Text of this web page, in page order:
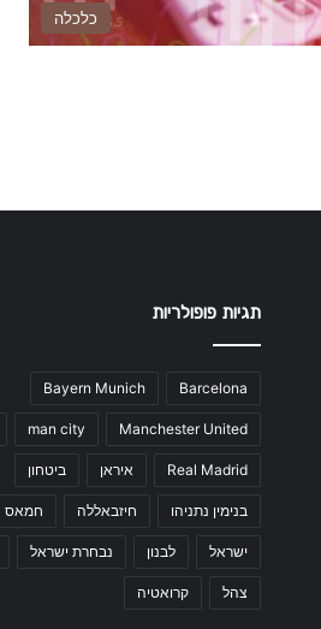
כלכלה
תגיות פופולריות
Barcelona
Bayern Munich
Manchester United
man city
Real Madrid איראן ביטחון
בנימין נתניהו חיזבאללה חמאס
ישראל לבנון נבחרת ישראל
צהל קרואטיה